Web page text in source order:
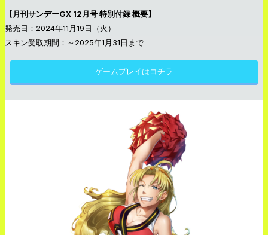
【月刊サンデーGX 12月号 特別付録 概要】
発売日：2024年11月19日（火）
スキン受取期間：～2025年1月31日まで
ゲームプレイはコチラ